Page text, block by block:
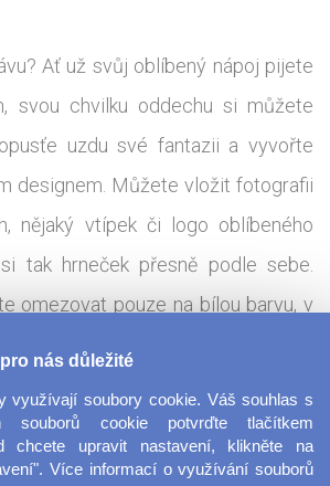
Ať už svůj oblíbený nápoj pijete
svou chvilku oddechu si můžete
uzdu své fantazii a vyvořte
designem. Můžete vložit fotografii
nějaký vtípek či logo oblíbeného
tak hrneček přesně podle sebe.
omezovat pouze na bílou barvu, v
který zaručeně potěší. Máte firmu?
pro reklamní účely či vytváření
nás důležité
využívají soubory cookie. Váš souhlas s
souborů cookie potvrďte tlačítkem
chcete upravit nastavení, klikněte na
Více informací o využívání souborů